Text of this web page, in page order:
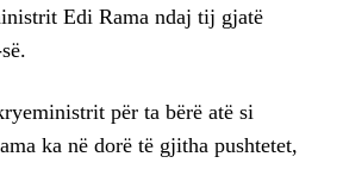
Edi Rama ndaj tij gjatë
për ta bërë atë si
ka në dorë të gjitha pushtetet,